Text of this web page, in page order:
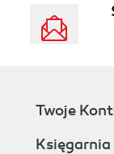
Twoje
Księgarnia